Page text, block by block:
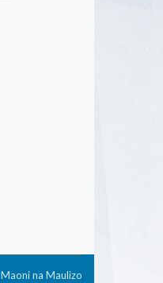
Maoni na Maulizo